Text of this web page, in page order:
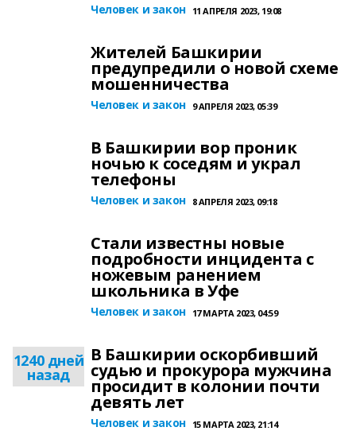
Человек и закон 11 АПРЕЛЯ 2023, 19:08
Жителей Башкирии
предупредили о новой схеме
мошенничества
Человек и закон 9 АПРЕЛЯ 2023, 05:39
В Башкирии вор проник
ночью к соседям и украл
телефоны
Человек и закон 8 АПРЕЛЯ 2023, 09:18
Стали известны новые
подробности инцидента с
ножевым ранением
школьника в Уфе
Человек и закон 17 МАРТА 2023, 04:59
1240 дней
назад
В Башкирии оскорбивший
судью и прокурора мужчина
просидит в колонии почти
девять лет
Человек и закон 15 МАРТА 2023, 21:14